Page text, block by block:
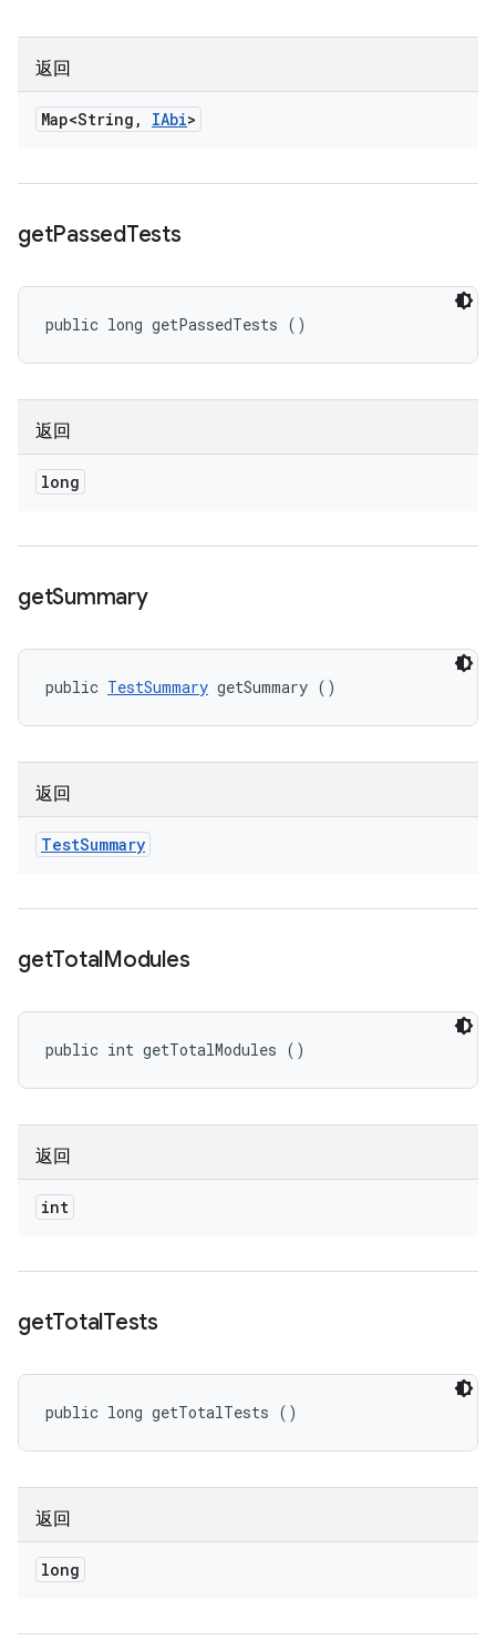
返回
Map<String , IAbi>
getPassedTests
public long getPassedTests ()
返回
long
getSummary
public TestSummary getSummary ()
返回
TestSummary
getTotalModules
public int getTotalModules ()
返回
int
getTotalTests
public long getTotalTests ()
返回
long